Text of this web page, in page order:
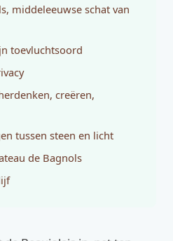
middeleeuwse schat van
toevluchtsoord
creëren,
tussen steen en licht
de Bagnols